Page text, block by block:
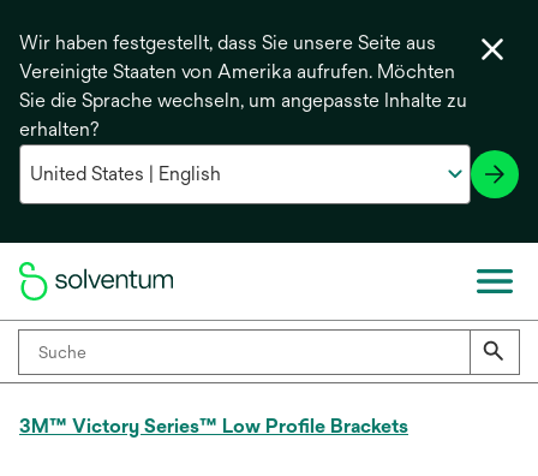
Wir haben festgestellt, dass Sie unsere Seite aus
Vereinigte Staaten von Amerika aufrufen. Möchten
Sie die Sprache wechseln, um angepasste Inhalte zu
erhalten?
3M™ Victory Series™ Low Profile Brackets